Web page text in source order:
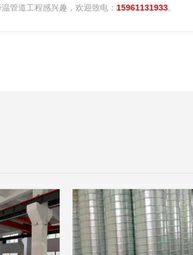
管道工程感兴趣，欢迎致电： 15961131933。